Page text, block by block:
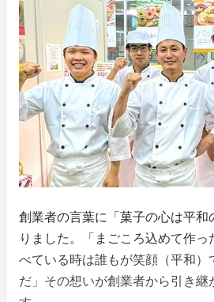
創業者の言葉に「菓子の心は平和
りました。「まごころ込めて作っ
べている時は誰もが笑顔（平和）
だ」その想いが創業者から引き継